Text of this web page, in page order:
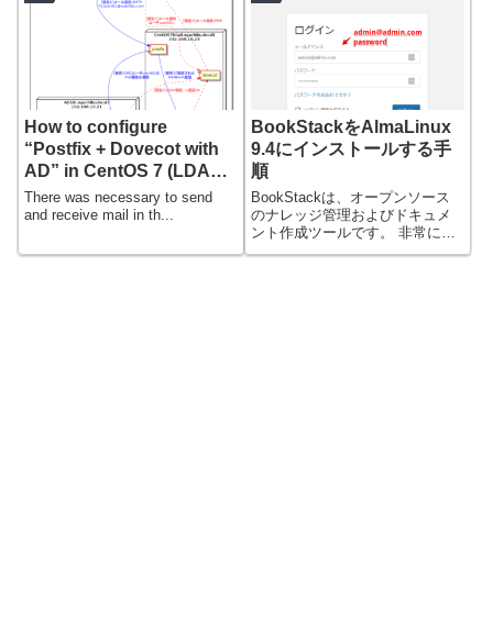
How to configure
“Postfix + Dovecot with
AD” in CentOS 7 (LDAP
authentication)
There was necessary to send
and receive mail in th...
BookStackをAlmaLinux
9.4にインストールする手
順
BookStackは、オープンソース
のナレッジ管理およびドキュメ
ント作成ツールです。 非常に見
た目が...